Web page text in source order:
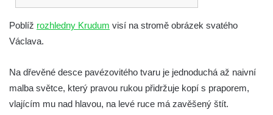
Socha Koroun bezzubý v ZOO Hluboká
Socha Medvěd jeskynní v ZOO Hluboká
Socha Mamutí lebka v ZOO Hluboká
Socha Mamut srstnatý v ZOO Hluboká
Poblíž rozhledny Krudum visí na stromě obrázek svatého
Václava.
Na dřevěné desce pavézovitého tvaru je jednoduchá až naivní
malba světce, který pravou rukou přidržuje kopí s praporem,
vlajícím mu nad hlavou, na levé ruce má zavěšený štít.